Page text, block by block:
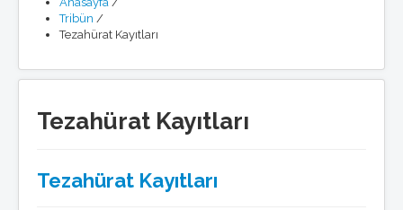
Tarihimizden
Göztepe SK Tüzügü
Göztepe Marşı
Göztepe'nin Enleri
Medyada GöztepLIST
Künye/temsilcilikler
Tribün /
Tezahürat Kayıtları
Tezahürat Kayıtları
Tezahürat Kayıtları